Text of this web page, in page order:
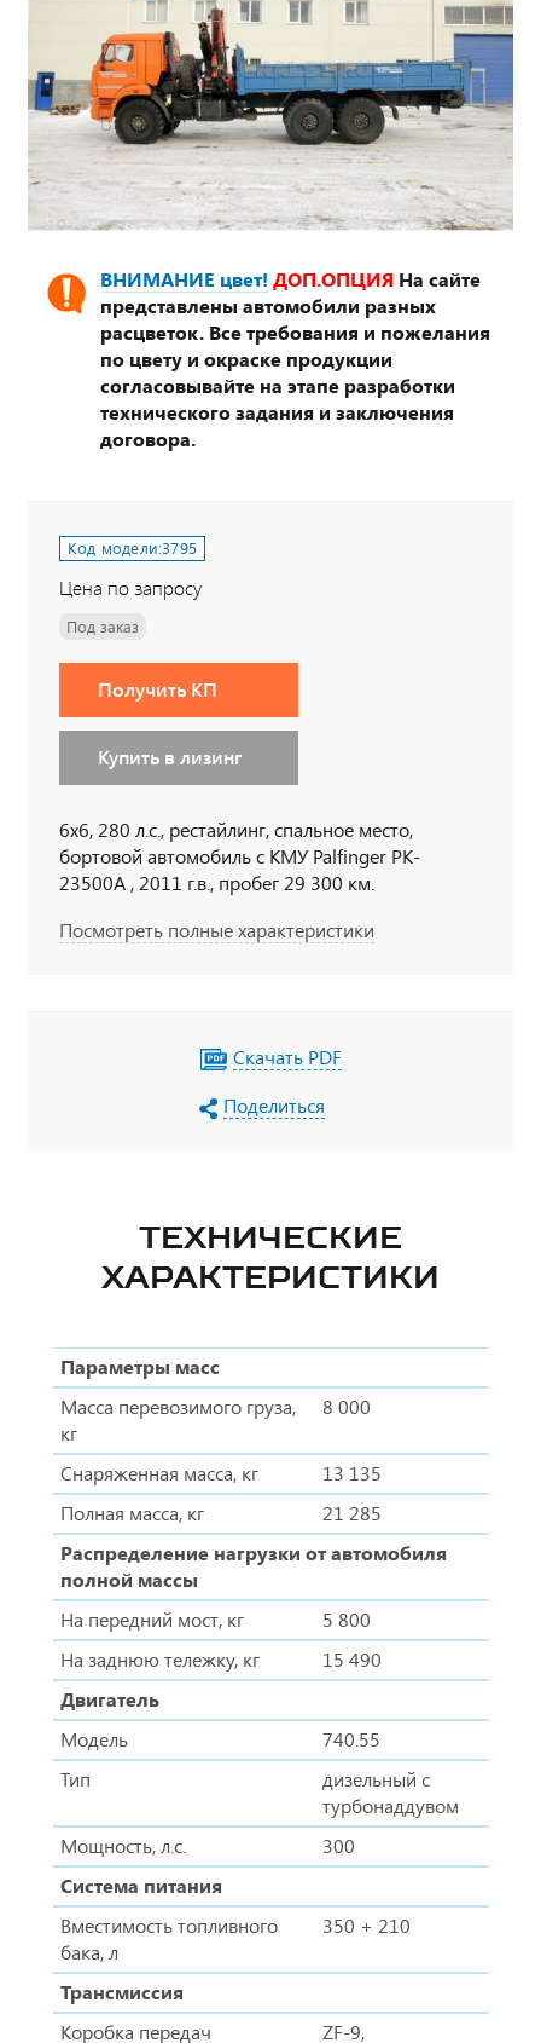
ВНИМАНИЕ цвет! ДОП.ОПЦИЯ На сайте
представлены автомобили разных
расцветок. Все требования и пожелания
по цвету и окраске продукции
согласовывайте на этапе разработки
технического задания и заключения
договора.
Код модели:3795
Цена по запросу
Под заказ
Получить КП
Купить в лизинг
6х6, 280 л.с., рестайлинг, спальное место,
бортовой автомобиль с КМУ Palfinger PK-
23500А , 2011 г.в., пробег 29 300 км.
Посмотреть полные характеристики
Скачать PDF
Поделиться
ТЕХНИЧЕСКИЕ
ХАРАКТЕРИСТИКИ
Параметры масс
Масса перевозимого груза,
кг
8 000
Снаряженная масса, кг
13 135
Полная масса, кг
21 285
Распределение нагрузки от автомобиля
полной массы
На передний мост, кг
5 800
На заднюю тележку, кг
15 490
Двигатель
Модель
740.55
Тип
дизельный с
турбонаддувом
Мощность, л.с.
300
Система питания
Вместимость топливного
бака, л
350 + 210
Трансмиссия
Коробка передач
ZF-9,